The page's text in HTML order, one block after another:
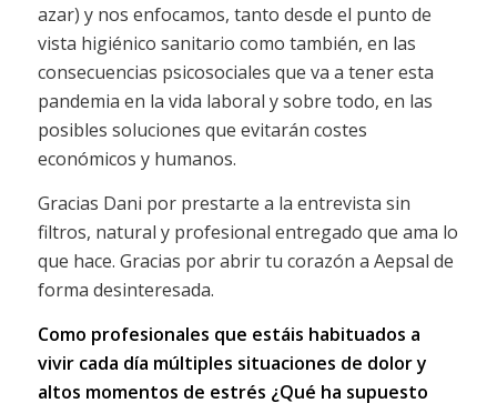
azar) y nos enfocamos, tanto desde el punto de
vista higiénico sanitario como también, en las
consecuencias psicosociales que va a tener esta
pandemia en la vida laboral y sobre todo, en las
posibles soluciones que evitarán costes
económicos y humanos.
Gracias Dani por prestarte a la entrevista sin
filtros, natural y profesional entregado que ama lo
que hace. Gracias por abrir tu corazón a Aepsal de
forma desinteresada.
Como profesionales que estáis habituados a
vivir cada día múltiples situaciones de dolor y
altos momentos de estrés ¿Qué ha supuesto